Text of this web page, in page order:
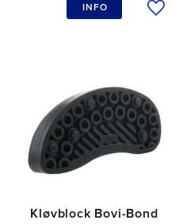
til ønskeliste
INFO
Kløvblock Bovi-Bond